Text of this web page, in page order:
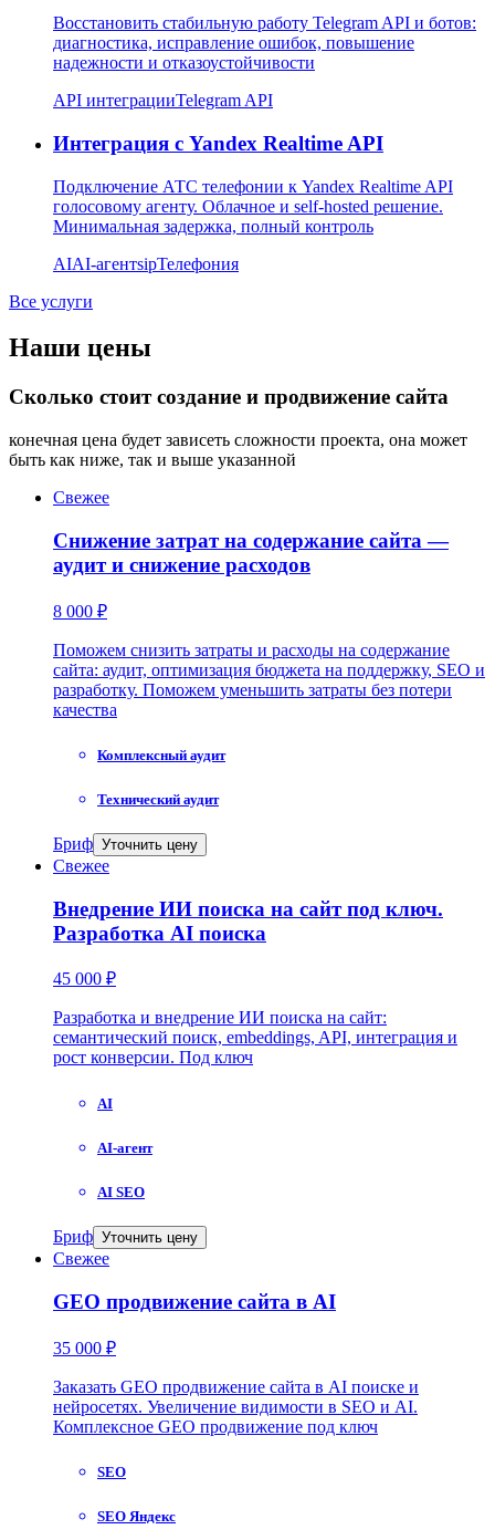
Восстановить стабильную работу Telegram API и ботов:
диагностика, исправление ошибок, повышение
надежности и отказоустойчивости
API интеграцииTelegram API
Интеграция с Yandex Realtime API
Подключение АТС телефонии к Yandex Realtime API
голосовому агенту. Облачное и self-hosted решение.
Минимальная задержка, полный контроль
AIAI-агентsipТелефония
Все услуги
Наши цены
Сколько стоит создание и продвижение сайта
конечная цена будет зависеть сложности проекта, она может
быть как ниже, так и выше указанной
Свежее
Снижение затрат на содержание сайта —
аудит и снижение расходов
8 000 ₽
Поможем снизить затраты и расходы на содержание
сайта: аудит, оптимизация бюджета на поддержку, SEO и
разработку. Поможем уменьшить затраты без потери
качества
Комплексный аудит
Технический аудит
Бриф Уточнить цену
Свежее
Внедрение ИИ поиска на сайт под ключ.
Разработка AI поиска
45 000 ₽
Разработка и внедрение ИИ поиска на сайт:
семантический поиск, embeddings, API, интеграция и
рост конверсии. Под ключ
AI
AI-агент
AI SEO
Бриф Уточнить цену
Свежее
GEO продвижение сайта в AI
35 000 ₽
Заказать GEO продвижение сайта в AI поиске и
нейросетях. Увеличение видимости в SEO и AI.
Комплексное GEO продвижение под ключ
SEO
SEO Яндекс